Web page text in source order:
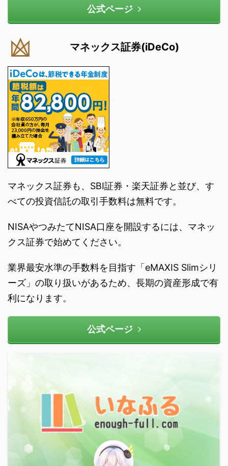
公式ページ
マネックス証券(iDeCo)
マネックス証券も、SBI証券・楽天証券と並び、す
べての投資信託の取引手数料は無料です。
NISAやつみたてNISA口座を開設するには、マネッ
クス証券で始めてください。
業界最安水準の手数料を目指す「eMAXIS Slimシリ
ーズ」の取り扱いがあるため、長期の資産形成で有
利になります。
公式ページ